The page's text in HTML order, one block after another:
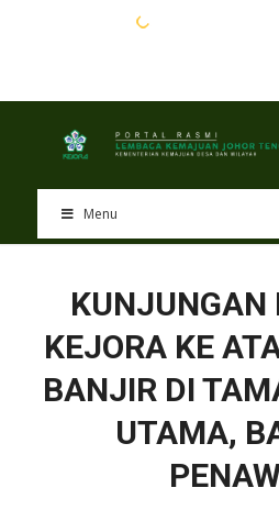
Menu
KUNJUNGAN
KEJORA KE
BANJIR DI
UTAMA,